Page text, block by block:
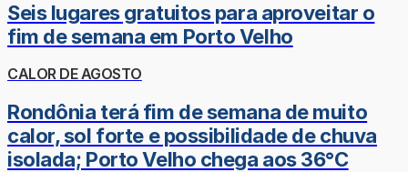
Seis lugares gratuitos para aproveitar o
fim de semana em Porto Velho
CALOR DE AGOSTO
Rondônia terá fim de semana de muito
calor, sol forte e possibilidade de chuva
isolada; Porto Velho chega aos 36°C